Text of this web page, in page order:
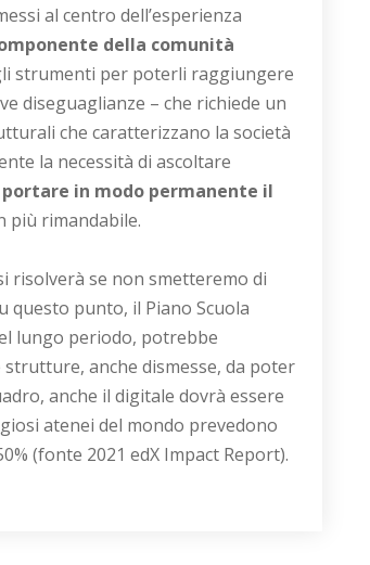
al centro dell’esperienza
della comunità
strumenti per poterli raggiungere
diseguaglianze – che richiede un
che caratterizzano la società
la necessità di ascoltare
portare in modo permanente il
più rimandabile.
risolverà se non smetteremo di
questo punto, il Piano Scuola
lungo periodo, potrebbe
anche dismesse, da poter
anche il digitale dovrà essere
atenei del mondo prevedono
(fonte 2021 edX Impact Report).